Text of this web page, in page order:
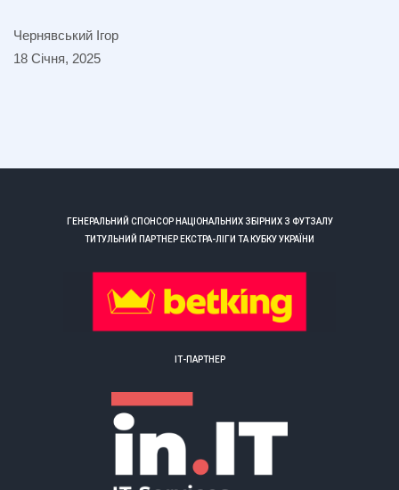
Чернявський Ігор
18 Січня, 2025
ГЕНЕРАЛЬНИЙ СПОНСОР НАЦІОНАЛЬНИХ ЗБІРНИХ З ФУТЗАЛУ
ТИТУЛЬНИЙ ПАРТНЕР ЕКСТРА-ЛІГИ ТА КУБКУ УКРАЇНИ
ІТ-ПАРТНЕР